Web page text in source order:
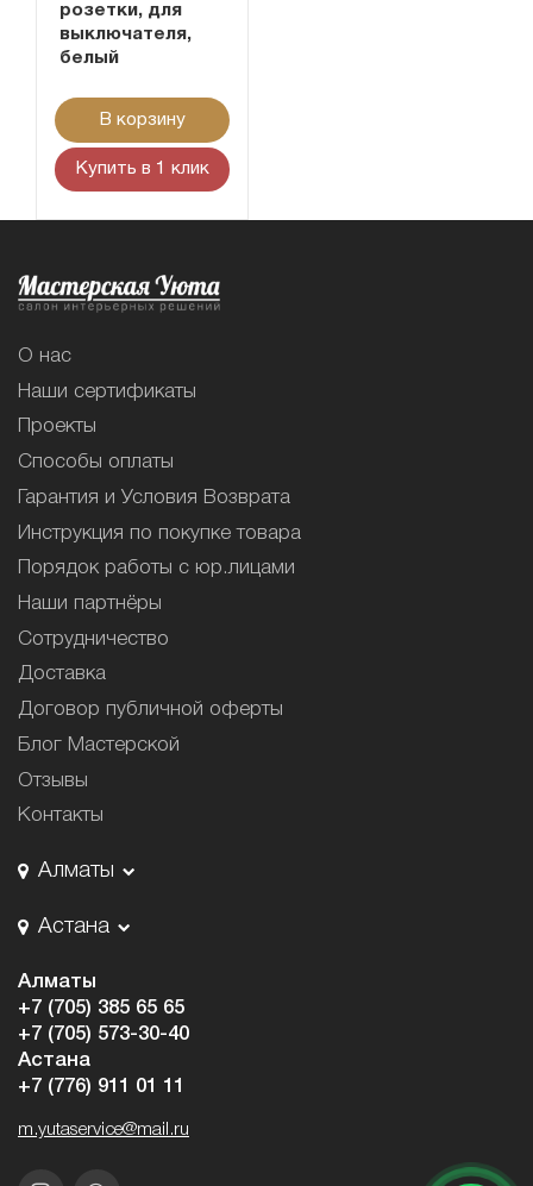
розетки, для
выключателя,
белый
В корзину
Купить в 1 клик
О нас
Наши сертификаты
Проекты
Способы оплаты
Гарантия и Условия Возврата
Инструкция по покупке товара
Порядок работы с юр.лицами
Наши партнёры
Сотрудничество
Доставка
Договор публичной оферты
Блог Мастерской
Отзывы
Контакты
Алматы
Астана
Алматы
+7 (705) 385 65 65
+7 (705) 573-30-40
Астана
+7 (776) 911 01 11
m.yutaservice@mail.ru